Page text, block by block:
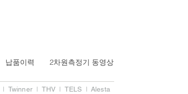
l Twinner l THV l TELS l Alesta
납품이력 2차원측정기 동영상